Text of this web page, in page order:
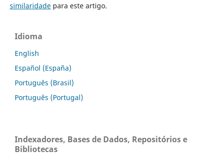
similaridadepara este artigo.
Idioma
English
Español (España)
Português (Brasil)
Português (Portugal)
Indexadores, Bases de Dados, Repositórios e
Bibliotecas